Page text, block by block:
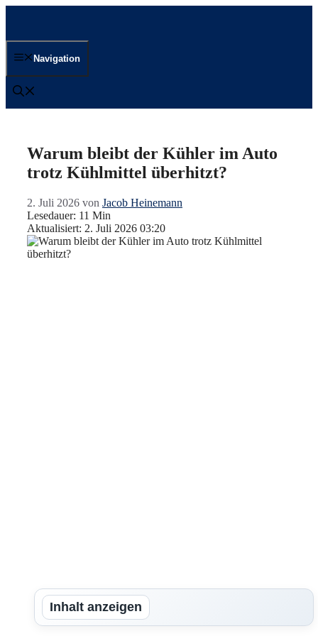
Navigation
Warum bleibt der Kühler im Auto
trotz Kühlmittel überhitzt?
2. Juli 2026 von Jacob Heinemann
Lesedauer: 11 Min
Aktualisiert: 2. Juli 2026 03:20
Inhalt anzeigen